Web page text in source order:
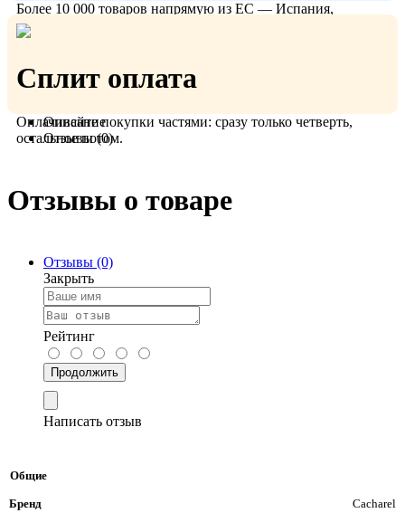
Более 10 000 товаров напрямую из ЕС — Испания,
Польша, Германия.
Сплит оплата
Оплачивайте покупки частями: сразу только четверть,
остальное потом.
Описание
Отзывы (0)
Отзывы о товаре
Отзывы (0)
Закрыть
Рейтинг
Продолжить
Написать отзыв
Общие
Бренд Cacharel